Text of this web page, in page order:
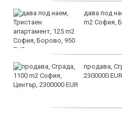
дава под
m2 София,
продава,
2300000 EUR